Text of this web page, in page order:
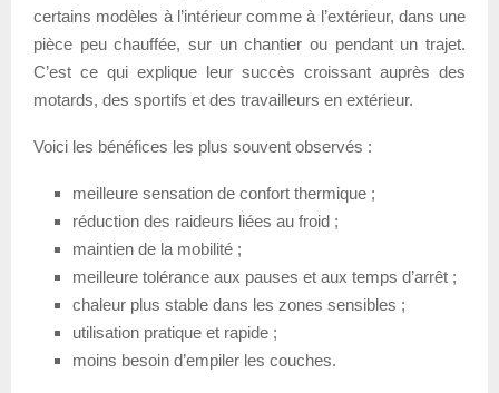
certains modèles à l’intérieur comme à l’extérieur, dans une
pièce peu chauffée, sur un chantier ou pendant un trajet.
C’est ce qui explique leur succès croissant auprès des
motards, des sportifs et des travailleurs en extérieur.
Voici les bénéfices les plus souvent observés :
meilleure sensation de confort thermique ;
réduction des raideurs liées au froid ;
maintien de la mobilité ;
meilleure tolérance aux pauses et aux temps d’arrêt ;
chaleur plus stable dans les zones sensibles ;
utilisation pratique et rapide ;
moins besoin d’empiler les couches.